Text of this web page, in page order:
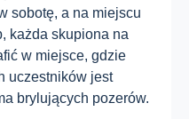
sobotę, a na miejscu
każda skupiona na
w miejsce, gdzie
uczestników jest
brylujących pozerów.